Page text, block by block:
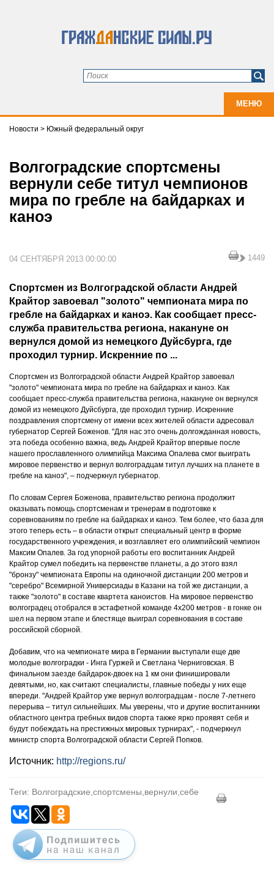
МЕНЮ
Новости > Южный федеральный округ
Волгоградские спортсмены
вернули себе титул чемпионов
мира по гребле на байдарках и
каноэ
04 СЕНТЯБРЯ 2013 00:00:00 1449
Спортсмен из Волгоградской области Андрей
Крайтор завоевал "золото" чемпионата мира по
гребле на байдарках и каноэ. Как сообщает пресс-
служба правительства региона, накануне он
вернулся домой из немецкого Дуйсбурга, где
проходил турнир. Искренние по ...
Спортсмен из Волгоградской области Андрей Крайтор завоевал
"золото" чемпионата мира по гребле на байдарках и каноэ. Как
сообщает пресс-служба правительства региона, накануне он вернулся
домой из немецкого Дуйсбурга, где проходил турнир. Искренние
поздравления спортсмену от имени всех жителей области адресовал
губернатор Сергей Боженов. "Для нас это очень долгожданная новость,
эта победа особенно важна, ведь Андрей Крайтор впервые после
нашего прославленного олимпийца Максима Опалева смог выиграть
мировое первенство и вернул волгоградцам титул лучших на планете в
гребле на каноэ", – подчеркнул губернатор.
По словам Сергея Боженова, правительство региона продолжит
оказывать помощь спортсменам и тренерам в подготовке к
соревнованиям по гребле на байдарках и каноэ. Тем более, что база для
этого теперь есть – в области открыт специальный центр в форме
государственного учреждения, и возглавляет его олимпийский чемпион
Максим Опалев. За год упорной работы его воспитанник Андрей
Крайтор сумел победить на первенстве планеты, а до этого взял
"бронзу" чемпионата Европы на одиночной дистанции 200 метров и
"серебро" Всемирной Универсиады в Казани на той же дистанции, а
также "золото" в составе квартета каноистов. На мировое первенство
волгоградец отобрался в эстафетной команде 4х200 метров - в гонке он
шел на первом этапе и блестяще выиграл соревнования в составе
российской сборной.
Добавим, что на чемпионате мира в Германии выступали еще две
молодые волгоградки - Инга Гуржей и Светлана Черниговская. В
финальном заезде байдарок-двоек на 1 км они финишировали
девятыми, но, как считают специалисты, главные победы у них еще
впереди. "Андрей Крайтор уже вернул волгоградцам - после 7-летнего
перерыва – титул сильнейших. Мы уверены, что и другие воспитанники
областного центра гребных видов спорта также ярко проявят себя и
будут побеждать на престижных мировых турнирах", - подчеркнул
министр спорта Волгоградской области Сергей Попков.
Источник: http://regions.ru/
Теги: Волгоградские,спортсмены,вернули,себе